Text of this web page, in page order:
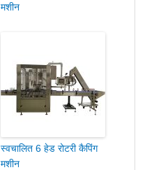
मशीन
स्वचालित 6 हेड रोटरी कैपिंग
मशीन